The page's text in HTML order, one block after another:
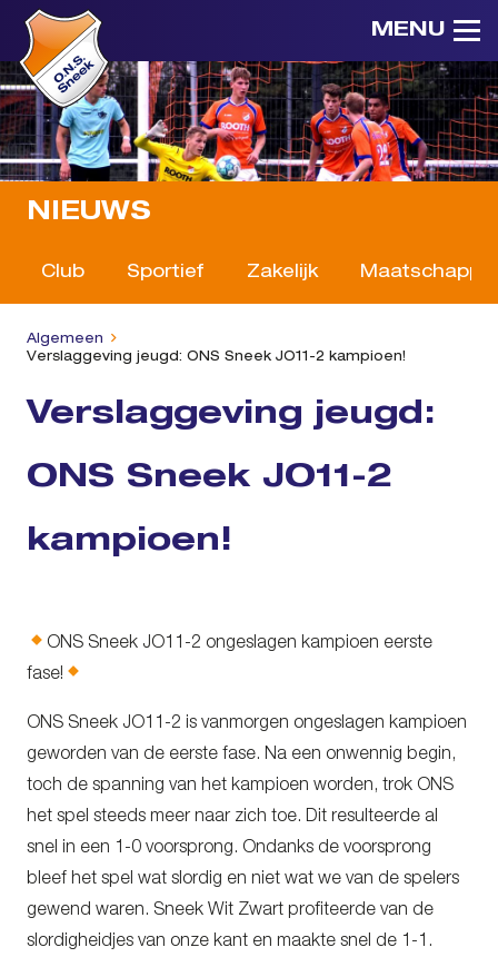
MENU
NIEUWS
Club Sportief Zakelijk
Algemeen
Verslaggeving jeugd: ONS Sneek JO11-2 kampioen!
Verslaggeving jeugd:
ONS Sneek JO11-2
kampioen!
ONS Sneek JO11-2 ongeslagen kampioen eerste
fase!
ONS Sneek JO11-2 is vanmorgen ongeslagen kampioen
geworden van de eerste fase. Na een onwennig begin,
toch de spanning van het kampioen worden, trok ONS
het spel steeds meer naar zich toe. Dit resulteerde al
snel in een 1-0 voorsprong. Ondanks de voorsprong
bleef het spel wat slordig en niet wat we van de spelers
gewend waren. Sneek Wit Zwart profiteerde van de
slordigheidjes van onze kant en maakte snel de 1-1.